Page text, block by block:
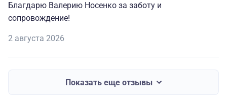
Благдарю Валерию Носенко за заботу и
сопровождение!
2 августа 2026
Показать еще отзывы